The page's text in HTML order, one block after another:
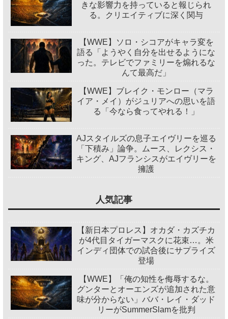
きな影響力を持っていると報じられ
る。クリエイティブに深く関与
【WWE】ソロ・シコアがキャラ変を
語る「ようやく自分を出せるようにな
った。テレビでファミリーを煽れるな
んて最高だ」
【WWE】ブレイク・モンロー（マラ
イア・メイ）がジュリアへの思いを語
る「今なら食ってやれる！」
AJスタイルズの息子エイヴリーを巡る
「下積み」論争。ムース、レクシス・
キング、AJフランシスがエイヴリーを
擁護
人気記事
【新日本プロレス】オカダ・カズチカ
が4代目タイガーマスクに花束…。米
インディ団体での試合後にサプライズ
登場
【WWE】「俺の知性を侮辱するな。
グンターとオーエンズが追加された意
味が分からない」ババ・レイ・ダッド
リーがSummerSlamを批判